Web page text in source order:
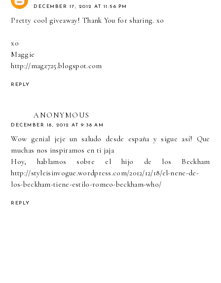
DECEMBER 17, 2012 AT 11:56 PM
Pretty cool giveaway! Thank You for sharing. xo
xo
Maggie
http://magz725.blogspot.com
REPLY
ANONYMOUS
DECEMBER 18, 2012 AT 9:38 AM
Wow genial jeje un saludo desde españa y sigue así! Que
muchas nos inspiramos en ti jaja
Hoy, hablamos sobre el hijo de los Beckham
http://styleisinvogue.wordpress.com/2012/12/18/el-nene-de-
los-beckham-tiene-estilo-romeo-beckham-who/
REPLY